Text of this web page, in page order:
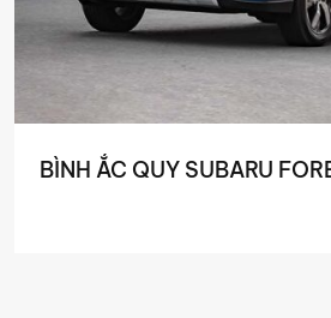
BÌNH ẮC QUY SUBARU